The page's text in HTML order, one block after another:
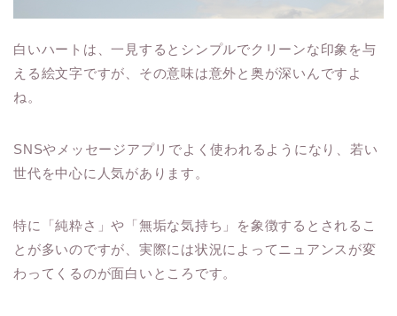
白いハートは、一見するとシンプルでクリーンな印象を与
える絵文字ですが、その意味は意外と奥が深いんですよ
ね。
SNSやメッセージアプリでよく使われるようになり、若い
世代を中心に人気があります。
特に「純粋さ」や「無垢な気持ち」を象徴するとされるこ
とが多いのですが、実際には状況によってニュアンスが変
わってくるのが面白いところです。